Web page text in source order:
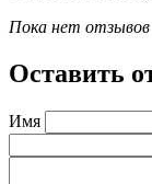
Пока нет отзывов
Оставить
Имя